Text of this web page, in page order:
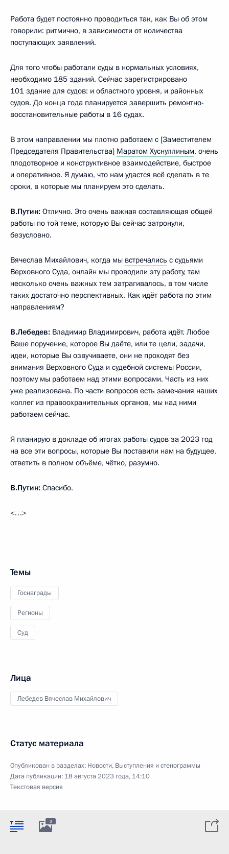
Работа будет постоянно проводиться так, как Вы об этом
говорили: ритмично, в зависимости от количества
поступающих заявлений.
Для того чтобы работали суды в нормальных условиях,
необходимо 185 зданий. Сейчас зарегистрировано
101 здание для судов: и областного уровня, и районных
судов. До конца года планируется завершить ремонтно-
восстановительные работы в 16 судах.
В этом направлении мы плотно работаем с [Заместителем
Председателя Правительства] Маратом Хуснуллиным, очень
плодотворное и конструктивное взаимодействие, быстрое
и оперативное. Я думаю, что нам удастся всё сделать в те
сроки, в которые мы планируем это сделать.
В.Путин: Отлично. Это очень важная составляющая общей
работы по той теме, которую Вы сейчас затронули,
безусловно.
Вячеслав Михайлович, когда мы встречались с судьями
Верховного Суда, онлайн мы проводили эту работу, там
несколько очень важных тем затрагивалось, в том числе
таких достаточно перспективных. Как идёт работа по этим
направлениям?
В.Лебедев: Владимир Владимирович, работа идёт. Любое
Ваше поручение, которое Вы даёте, или те цели, задачи,
идеи, которые Вы озвучиваете, они не проходят без
внимания Верховного Суда и судебной системы России,
поэтому мы работаем над этими вопросами. Часть из них
уже реализована. По части вопросов есть замечания наших
коллег из правоохранительных органов, мы над ними
работаем сейчас.
Я планирую в докладе об итогах работы судов за 2023 год
на все эти вопросы, которые Вы поставили нам на будущее,
ответить в полном объёме, чётко, разумно.
В.Путин: Спасибо.
<…>
Темы
Госнаграды
Регионы
Суд
Лица
Лебедев Вячеслав Михайлович
Статус материала
Опубликован в разделах: Новости, Выступления и стенограммы
Дата публикации: 18 августа 2023 года, 14:10
Текстовая версия
3